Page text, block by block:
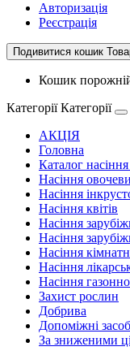
Авторизація
Реєстрація
Подивитися кошик
Кошик
Категорії Категорії
АКЦІЯ
Головна
Каталог
Насіння
Насіння
Насіння квітів
Насіння
Насіння
Насіння
Насіння
Насіння
Захист рослин
Добрива
Допоміжні
За зниженими